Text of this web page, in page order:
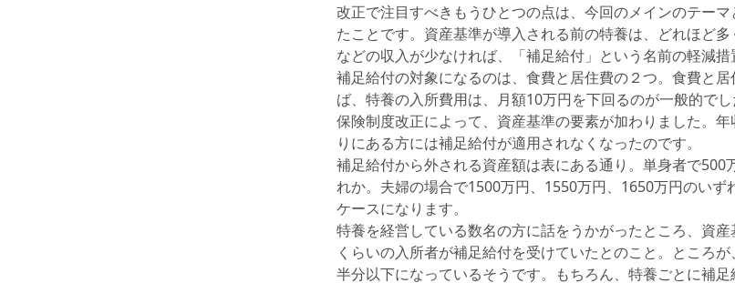
改正で注目すべきもうひとつの点は、今回のメインのテー
たことです。資産基準が導入される前の特養は、どれほど
などの収入が少なければ、「補足給付」という名前の軽減措
補足給付の対象になるのは、食費と居住費の２つ。食費と
ば、特養の入所費用は、月額10万円を下回るのが一般的で
保険制度改正によって、資産基準の要素が加わりました。
りにある方には補足給付が適用されなくなったのです。
補足給付から外される資産額は表にある通り。単身者で500
れか。夫婦の場合で1500万円、1550万円、1650万円のいず
ケースになります。
特養を経営している数名の方に話をうかがったところ、資
くらいの入所者が補足給付を受けていたとのこと。ところ
半分以下になっているそうです。もちろん、特養ごとに補